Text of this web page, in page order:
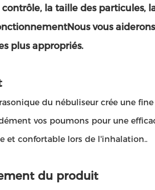
la taille des particules,
vous
plus appropriés.
du nébuliseur crée une
vos poumons pour une
et confortable lors de l'inhalation..
du produit